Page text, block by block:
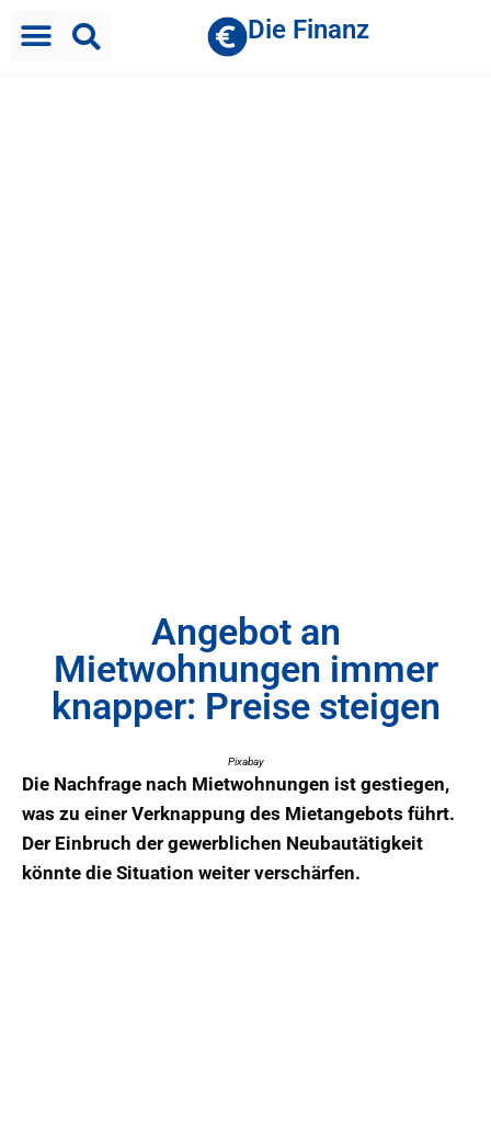
Die Finanz
Angebot an
Mietwohnungen immer
knapper: Preise steigen
Pixabay
Die Nachfrage nach Mietwohnungen ist gestiegen,
was zu einer Verknappung des Mietangebots führt.
Der Einbruch der gewerblichen Neubautätigkeit
könnte die Situation weiter verschärfen.